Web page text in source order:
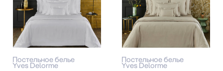
Постельное белье
Yves Delorme
Постельное белье
Yves Delorme